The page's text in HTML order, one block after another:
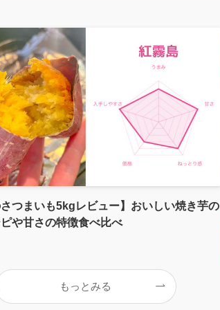
さつまいも5kgレビュー】おいしい焼き芋の
や甘さの特徴食べ比べ
もっとみる